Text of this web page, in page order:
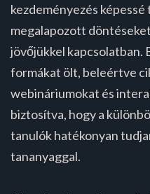
kezdeményezés
megalapozott
jövőjükkel kapcsolatban.
formákat ölt, beleértve
webináriumokat és
biztosítva, hogy a
tanulók hatékonyan
tananyaggal.